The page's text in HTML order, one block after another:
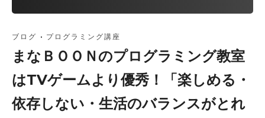
ブログ · プログラミング講座
まなＢＯＯＮのプログラミング教室
はTVゲームより優秀！「楽しめる・
依存しない・生活のバランスがとれ